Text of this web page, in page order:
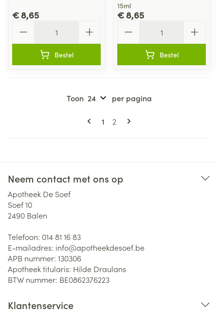
€ 8,65
Bestel
15ml
€ 8,65
Bestel
Pagina's
U lees momenteel pagina
1 Pagina
2
Toon per pagina
Neem contact met ons op
Apotheek De Soef
Soef 10
2490 Balen
Telefoon: 014 81 16 83
E-mailadres: info@apotheekdesoef.be
APB nummer: 130306
Apotheek titularis: Hilde Draulans
BTW nummer: BE0862376223
Klantenservice